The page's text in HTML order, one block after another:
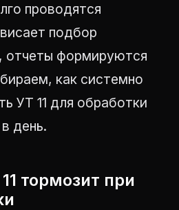
проводятся
подбор
отчеты формируются
как системно
УТ 11 для обработки
день.
тормозит при